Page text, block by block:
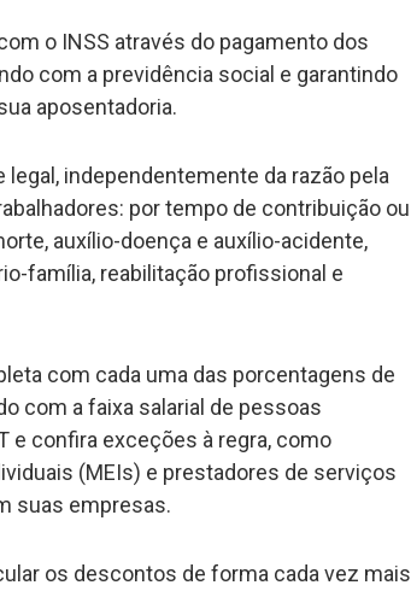
o INSS através do pagamento dos
com a previdência social e garantindo
aposentadoria.
independentemente da razão pela
por tempo de contribuição ou
auxílio-doença e auxílio-acidente,
família, reabilitação profissional e
com cada uma das porcentagens de
com a faixa salarial de pessoas
e confira exceções à regra, como
(MEIs) e prestadores de serviços
suas empresas.
os descontos de forma cada vez mais